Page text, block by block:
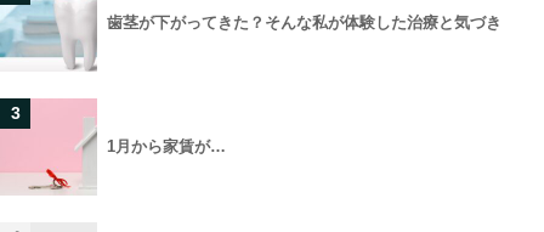
歯茎が下がってきた？そんな私が体験した治療と気づき
3
1月から家賃が…